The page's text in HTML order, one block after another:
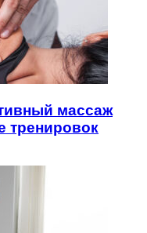
массаж
тренировок